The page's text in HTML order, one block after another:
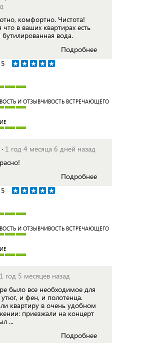
комфортно. Чистота!
что в ваших квартирах есть
бутилированная вода.
Подробнее
5
И ОТЗЫВЧИВОСТЬ ВСТРЕЧАЮЩЕГО
1 год 4 месяца 6 дней назад
Подробнее
5
И ОТЗЫВЧИВОСТЬ ВСТРЕЧАЮЩЕГО
1 год 5 месяцев назад
было все необходимое для
и фен, и полотенца.
квартиру в очень удобном
приезжали на концерт
...
Подробнее